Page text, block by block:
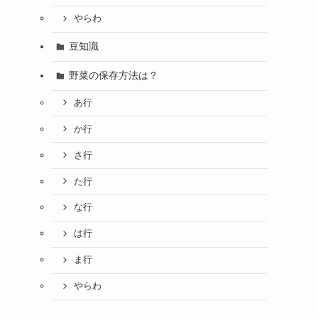
やらわ
豆知識
野菜の保存方法は？
あ行
か行
さ行
た行
な行
は行
ま行
やらわ